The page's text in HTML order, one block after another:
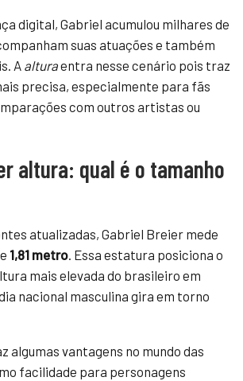
digital, Gabriel acumulou milhares de
suas atuações e também
A alturaentra nesse cenário pois traz
precisa, especialmente para fãs
com outros artistas ou
altura: qual é o tamanho
atualizadas, Gabriel Breier mede
1,81 metro. Essa estatura posiciona o
mais elevada do brasileiro em
nacional masculina gira em torno
algumas vantagens no mundo das
facilidade para personagens